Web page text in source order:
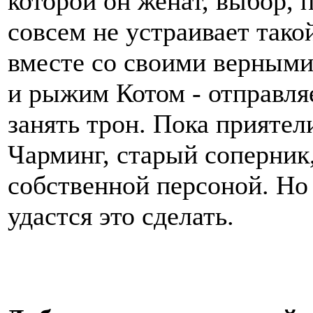
совсем не устраивает
вместе со своими
и рыжим Котом -
занять трон. Пока
Чарминг, старый
собственной персоной.
удастся это сделать.